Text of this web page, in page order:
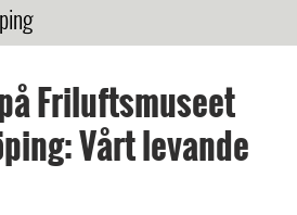
Friluftsmuseet
Vårt levande